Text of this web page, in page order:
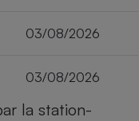
03/08/2026
03/08/2026
la station-